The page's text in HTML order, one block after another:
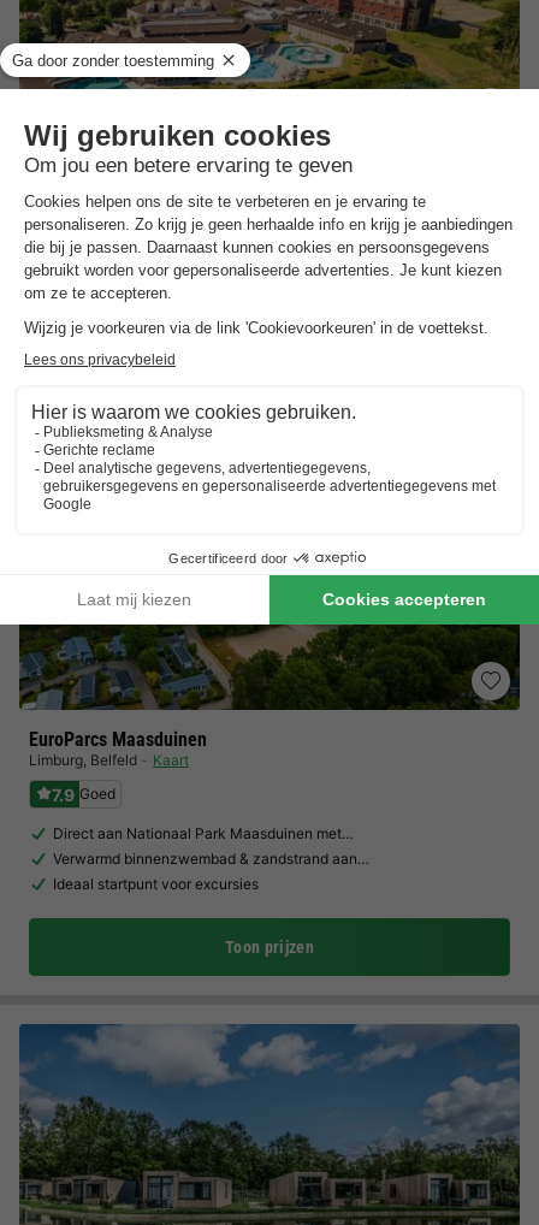
Landal Klein Vink
7.7 Goed
Feestfaciliteiten
Kuuroord Thermaalbad Arcen
EuroParcs Maasduinen
Limburg, Belfeld Kaart
7.9 Goed
Direct aan Nationaal Park Maasduinen met…
Verwarmd binnenzwembad & zandstrand aan…
Ideaal startpunt voor excursies
Toon prijzen